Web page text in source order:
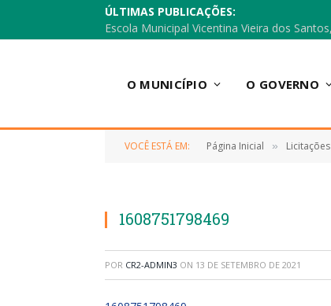
ÚLTIMAS PUBLICAÇÕES:
O MUNICÍPIO O GOVERNO
VOCÊ ESTÁ EM: Página Inicial » Licitações
1608751798469
POR CR2-ADMIN3 ON 13 DE SETEMBRO DE 2021